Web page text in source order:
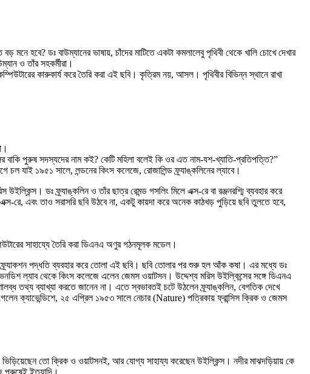
হবে? ডঃ বাউম্যানের ভাষায়, চাঁদের মাটিতে একটা কমলালেবু পৃথিবী থেকে খালি চোখে দেখার
ও তাঁর সহকর্মীরা।
কারুকার্য করে তৈরি করা এই ছবি। কৃত্রিম নয়, আসল। পৃথিবীর বিভিন্ন স্থানে রাখা
পুরুষ সদস্যদের নাম কই? কেটি মহিলা বলেই কি ওর এত নাম-যশ-খ্যাতি-প্রতিপত্তি?”
যাই ১৯৫১ সালে, লন্ডনের কিংস কলেজে, রোজালিন্ড ফ্র্যাঙ্কলিনের ল্যাবে।
ডঃ ফ্র্যাঙ্কলিন ও তাঁর ছাত্র রেমন্ড গসলিং মিলে এক্স-রে বা রঞ্জনরশ্মি ব্যবহার করে
রে, এবং তাও সরাসরি ছবি উঠবে না, একটু কায়দা করে অনেক কাঠখড় পুড়িয়ে ছবি তুলতে হবে,
সাহায্যে তৈরি করা ডিএনএ অণুর গঠনমূলক মডেল।
পদ্ধতি ব্যবহার করে তোলা এই ছবি। ছবি তোলার পর শুরু হল আঁক কষা। এর মধ্যে ডঃ
ল্যাব থেকে কিংস কলেজে এলেন জেমস ওয়াটসন। উদ্দেশ্য মরিস উইল্কিন্সের সঙ্গে ডিএনএ
তথ্য ব্যাখ্যা করতে জানেন না। এতে স্বভাবতই চটে উঠলেন ফ্র্যাঙ্কলিন, বেগতিক দেখে
ক্যাভেন্ডিশে, ২৫ এপ্রিল ১৯৫৩ সালে নেচার (Nature) পত্রিকায় ফ্রান্সিস ক্রিক ও জেমস
ভিড়িয়েছেন তো ক্রিক ও ওয়াটসনই, আর যোগ্য সাহায্য করেছেন উইল্কিন্স। নদীর মাঝদড়িয়ায় কে
পুরুষেই ইত্যাদি।